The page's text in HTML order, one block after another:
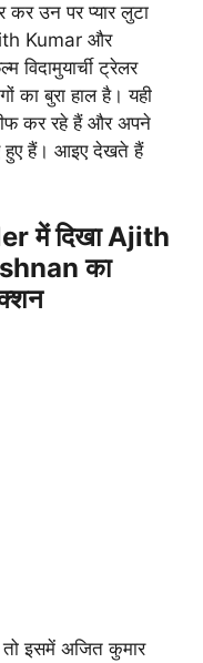
उन पर प्यार लुटा
Kumar और
विदामुयार्ची ट्रेलर
का बुरा हाल है। यही
कर रहे हैं और अपने
हुए हैं। आइए देखते हैं
में दिखा Ajith
का
तो इसमें अजित कुमार